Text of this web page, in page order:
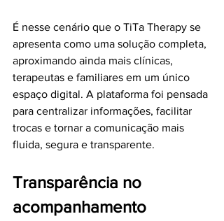
É nesse cenário que o TiTa Therapy se
apresenta como uma solução completa,
aproximando ainda mais clínicas,
terapeutas e familiares em um único
espaço digital. A plataforma foi pensada
para centralizar informações, facilitar
trocas e tornar a comunicação mais
fluida, segura e transparente.
Transparência no
acompanhamento